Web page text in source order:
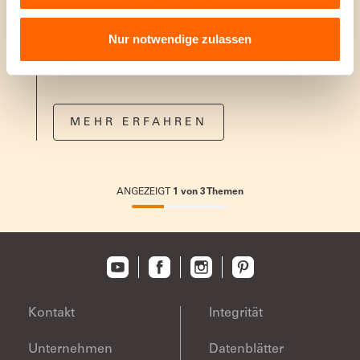
Nur notwendige zulassen
Wandfarbe
Spritzt nicht, tropft nicht. Deckt sofort perfekt
MEHR ERFAHREN
ANGEZEIGT 1 von 3Themen
33.33333333333333%
Kontakt
Unternehmen
Integrität
Datenblätter